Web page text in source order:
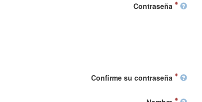
Contraseña
Confirme su contraseña